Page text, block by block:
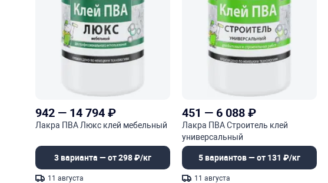
942 — 14 794₽
Лакра ПВА Люкс клей мебельный
3 варианта — от 298 ₽/кг
11 августа
451 — 6 088₽
Лакра ПВА Строитель клей
универсальный
5 вариантов — от 131 ₽/кг
11 августа